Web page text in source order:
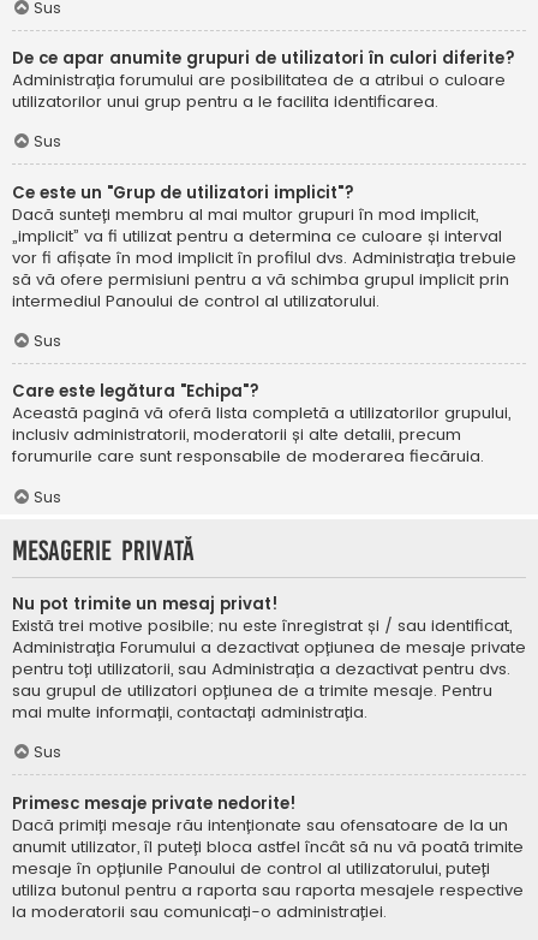
Sus
De ce apar anumite grupuri de utilizatori în culori diferite?
Administrația forumului are posibilitatea de a atribui o culoare
utilizatorilor unui grup pentru a le facilita identificarea.
Sus
Ce este un "Grup de utilizatori implicit"?
Dacă sunteți membru al mai multor grupuri în mod implicit,
„implicit” va fi utilizat pentru a determina ce culoare și interval
vor fi afișate în mod implicit în profilul dvs. Administrația trebuie
să vă ofere permisiuni pentru a vă schimba grupul implicit prin
intermediul Panoului de control al utilizatorului.
Sus
Care este legătura "Echipa"?
Această pagină vă oferă lista completă a utilizatorilor grupului,
inclusiv administratorii, moderatorii și alte detalii, precum
forumurile care sunt responsabile de moderarea fiecăruia.
Sus
Mesagerie privată
Nu pot trimite un mesaj privat!
Există trei motive posibile; nu este înregistrat și / sau identificat,
Administrația Forumului a dezactivat opțiunea de mesaje private
pentru toți utilizatorii, sau Administrația a dezactivat pentru dvs.
sau grupul de utilizatori opțiunea de a trimite mesaje. Pentru
mai multe informații, contactați administrația.
Sus
Primesc mesaje private nedorite!
Dacă primiți mesaje rău intenționate sau ofensatoare de la un
anumit utilizator, îl puteți bloca astfel încât să nu vă poată trimite
mesaje în opțiunile Panoului de control al utilizatorului, puteți
utiliza butonul pentru a raporta sau raporta mesajele respective
la moderatorii sau comunicați-o administrației.